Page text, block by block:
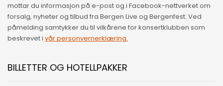
mottar du informasjon på e-post og i Facebook-nettverket om
forsalg, nyheter og tilbud fra Bergen Live og Bergenfest. Ved
påmelding samtykker du til vilkårene for konsertklubben som
beskrevet i vår personvernerklæring.
BILLETTER OG HOTELLPAKKER